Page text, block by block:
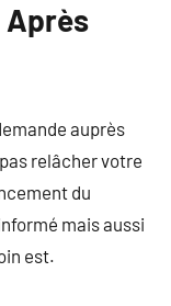
Après
auprès
relâcher votre
du
mais aussi
est.